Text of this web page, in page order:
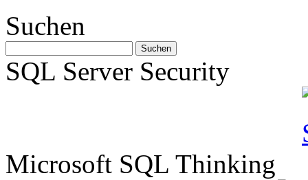
Suchen
SQL Server Security
Microsoft SQL Thinking